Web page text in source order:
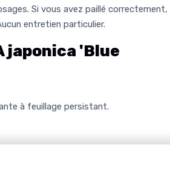
Si vous avez paillé correctement,
entretien particulier.
japonica 'Blue
à feuillage persistant.